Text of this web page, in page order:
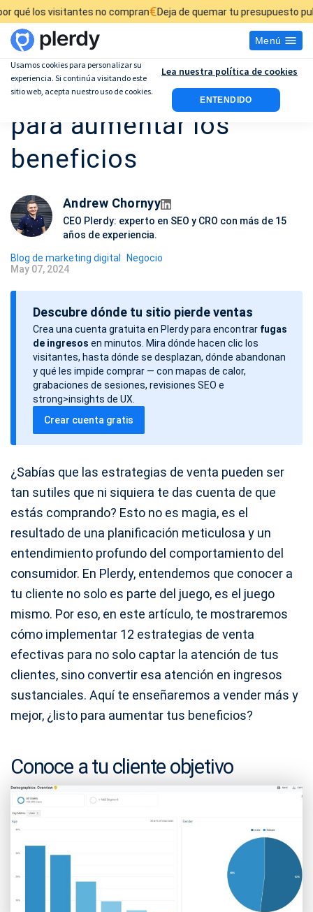
no compran€ Deja de quemar tu presupuesto publicitario£
Menú
12 estrategias de venta
para aumentar los
beneficios
Andrew Chornyy
CEO Plerdy: experto en SEO y CRO con más de 15
años de experiencia.
Blog de marketing digital Negocio
F
e
e
n
t
d
a
May 07, 2024
Descubre dónde tu sitio pierde ventas
Crea una cuenta gratuita en Plerdy para encontrar fugas
de ingresos en minutos. Mira dónde hacen clic los
visitantes, hasta dónde se desplazan, dónde abandonan
y qué les impide comprar — con mapas de calor,
grabaciones de sesiones, revisiones SEO e
strong>insights de UX.
Crear cuenta gratis
¿Sabías que las estrategias de venta pueden ser
tan sutiles que ni siquiera te das cuenta de que
estás comprando? Esto no es magia, es el
resultado de una planificación meticulosa y un
entendimiento profundo del comportamiento del
consumidor. En Plerdy, entendemos que conocer a
tu cliente no solo es parte del juego, es el juego
mismo. Por eso, en este artículo, te mostraremos
cómo implementar 12 estrategias de venta
efectivas para no solo captar la atención de tus
clientes, sino convertir esa atención en ingresos
sustanciales. Aquí te enseñaremos a vender más y
mejor, ¿listo para aumentar tus beneficios?
Conoce a tu cliente objetivo
Usamos cookies para personalizar su
experiencia. Si continúa visitando este
sitio web, acepta nuestro uso de cookies.
ENTENDIDO
Lea nuestra política de cookies